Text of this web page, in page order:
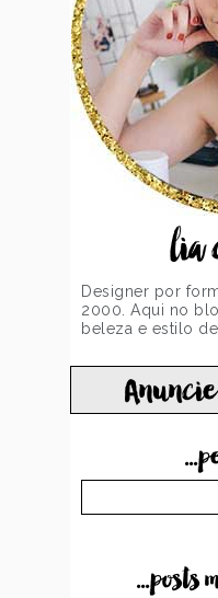
lia
Designer por
2000. Aqui no
beleza e estilo
...posts